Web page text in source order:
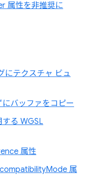
属性を非推奨に
にテクスチャ ビュ
バッファをコピー
る WGSL
属性
属